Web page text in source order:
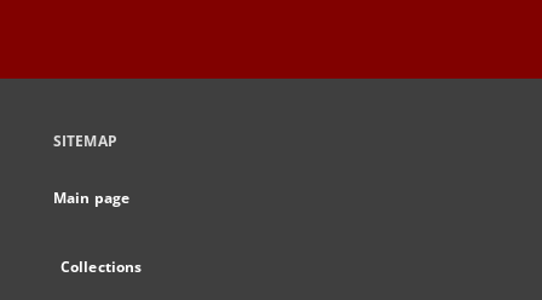
SITEMAP
Main page
Collections